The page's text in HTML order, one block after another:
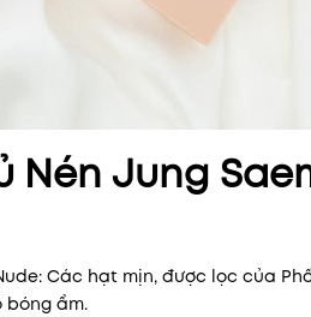
Nén Jung
Các hạt mịn, được lọc của
bóng ẩm.